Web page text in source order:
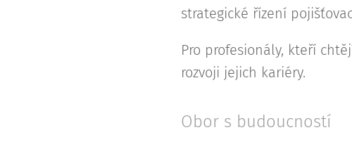
strategické řízení
Pro profesionály, kteří
rozvoji jejich kariéry.
Obor s budoucností